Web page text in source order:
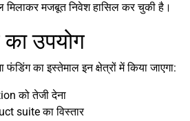
मजबूत निवेश हासिल कर चुकी है।
उपयोग
का इस्तेमाल इन क्षेत्रों में किया जाएगा:
को तेजी देना
suite का विस्तार